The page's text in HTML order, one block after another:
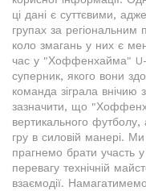
ці дані є суттєвими,
групах за
коло змагань у них є
час у "Хоффенхайма"
суперник, якого вони
команда зіграла
зазначити, що
вертикального футболу,
гру в силовій манері.
прагнемо брати участь
перевагу технічній
взаємодії.